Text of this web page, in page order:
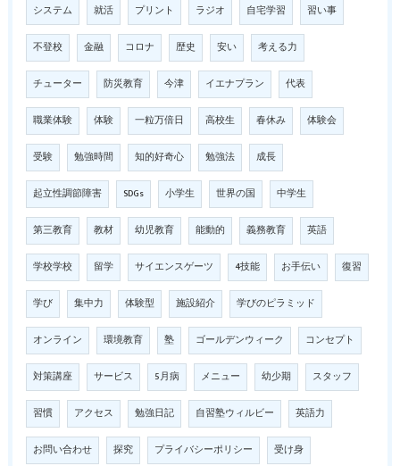
システム 就活 プリント ラジオ 自宅学習 習い事
不登校 金融 コロナ 歴史 安い 考える力
チューター 防災教育 今津 イエナプラン 代表
職業体験 体験 一粒万倍日 高校生 春休み 体験会
受験 勉強時間 知的好奇心 勉強法 成長
起立性調節障害 SDGs 小学生 世界の国 中学生
第三教育 教材 幼児教育 能動的 義務教育 英語
学校学校 留学 サイエンスゲーツ 4技能 お手伝い 復習
学び 集中力 体験型 施設紹介 学びのピラミッド
オンライン 環境教育 塾 ゴールデンウィーク コンセプト
対策講座 サービス 5月病 メニュー 幼少期 スタッフ
習慣 アクセス 勉強日記 自習塾ウィルビー 英語力
お問い合わせ 探究 プライバシーポリシー 受け身